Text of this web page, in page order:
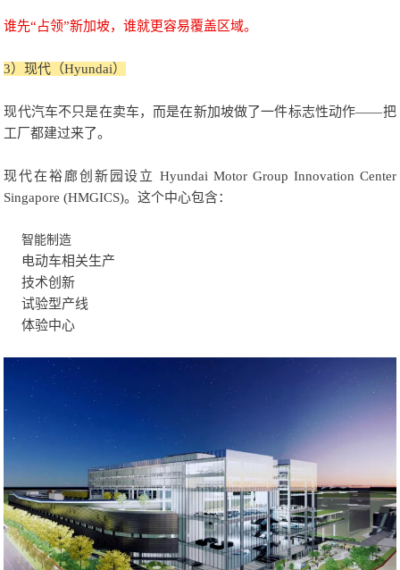
谁先“占领”新加坡，谁就更容易覆盖区域。
3）现代（Hyundai）
现代汽车不只是在卖车，而是在新加坡做了一件标志性动作——把
工厂都建过来了。
现代在裕廊创新园设立 Hyundai Motor Group Innovation Center
Singapore (HMGICS)。这个中心包含：
智能制造
电动车相关生产
技术创新
试验型产线
体验中心